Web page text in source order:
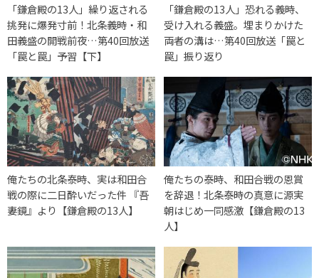
「鎌倉殿の13人」繰り返される
挑発に爆発寸前！北条義時・和
田義盛の開戦前夜…第40回放送
「罠と罠」予習【下】
「鎌倉殿の13人」恐れる義時、
受け入れる義盛。埋まりかけた
両者の溝は…第40回放送「罠と
罠」振り返り
俺たちの北条泰時、実は和田合
戦の際に二日酔いだった件 『吾
妻鏡』より【鎌倉殿の13人】
俺たちの泰時、和田合戦の恩賞
を辞退！北条泰時の真意に源実
朝はじめ一同感激【鎌倉殿の13
人】